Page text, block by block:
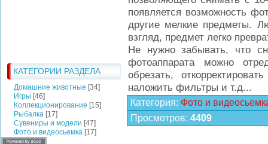
КАТЕГОРИИ РАЗДЕЛА
Домашние животные [34]
Игры [46]
Коллекционирование [15]
Рыбалка [17]
Сувениры и модели [47]
Фото и видеосьемка [17]
появляется возможность
другие мелкие предметы.
взгляд, предмет легко
Не нужно забывать, что
фотоаппарата можно
обрезать,
наложить фильтры и т.д...
Категория: Фото и
Просмотров: 4409